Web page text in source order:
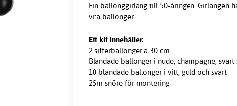
Fin ballonggirlang till 50-åringen. Girlangen
vita ballonger.
Ett kit innehåller:
2 sifferballonger a 30 cm
Blandade ballonger i nude, champagne, svart
10 blandade ballonger i vitt, guld och svart
25m snöre för montering